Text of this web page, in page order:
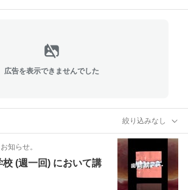
広告を表示できませんでした
絞り込みなし
お知らせ。
(週一回) において講